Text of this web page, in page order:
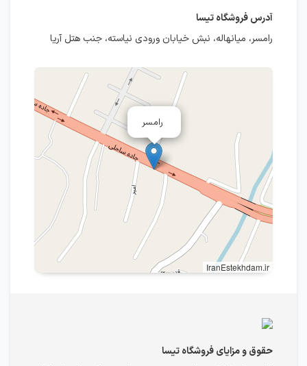
آدرس فروشگاه تیسا
رامسر، میانهاله، نبش خیابان ورودی نیاسته، جنب هتل آریا
رامسر
IranEstekhdam.ir
حقوق و مزایای فروشگاه تیسا